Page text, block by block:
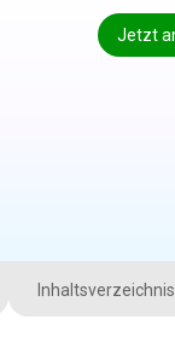
Jetzt
Inhaltsverzeichnis